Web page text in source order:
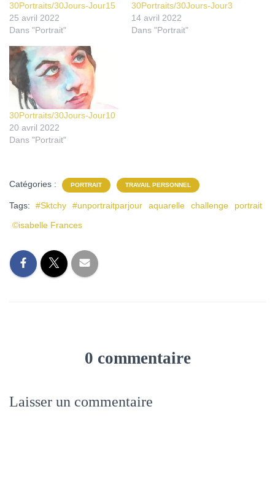
30Portraits/30Jours-Jour15
25 avril 2022
Dans "Portrait"
30Portraits/30Jours-Jour3
14 avril 2022
Dans "Portrait"
30Portraits/30Jours-Jour10
20 avril 2022
Dans "Portrait"
Catégories : PORTRAIT TRAVAIL PERSONNEL
Tags: #Sktchy #unportraitparjour aquarelle challenge
portrait
©isabelle Frances
0 commentaire
Laisser un commentaire